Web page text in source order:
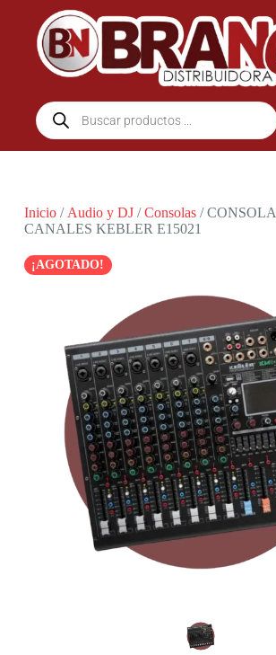
Inicio/ Audio y DJ/Consolas/
CANALES KEBLER E15021
¡AGOTADO!